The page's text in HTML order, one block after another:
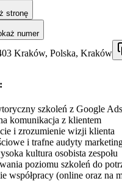
stronę
numer
Kraków, Polska, Kraków
szkoleń z Google
komunikacja z klientem
i zrozumienie wizji klienta
i trafne audyty
kultura osobista zespołu
poziomu szkoleń do
współpracy (online oraz na